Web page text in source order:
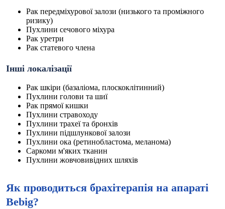
Рак передміхурової залози (низького та проміжного
ризику)
Пухлини сечового міхура
Рак уретри
Рак статевого члена
Інші локалізації
Рак шкіри (базаліома, плоскоклітинний)
Пухлини голови та шиї
Рак прямої кишки
Пухлини стравоходу
Пухлини трахеї та бронхів
Пухлини підшлункової залози
Пухлини ока (ретинобластома, меланома)
Саркоми м'яких тканин
Пухлини жовчовивідних шляхів
Як проводиться брахітерапія на апараті
Bebig?